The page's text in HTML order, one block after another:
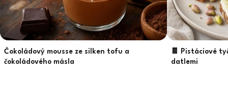
Čokoládový mousse ze silken tofu a
čokoládového másla
🍫 Pistáciové
datlemi